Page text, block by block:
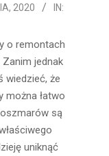
2020
IN:
o remontach
Zanim jednak
wiedzieć, że
można łatwo
są
uniknąć